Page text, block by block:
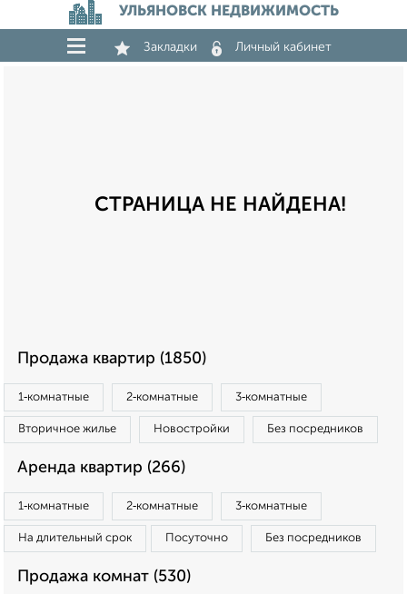
УЛЬЯНОВСК НЕДВИЖИМОСТЬ
Закладки Личный кабинет
СТРАНИЦА НЕ НАЙДЕНА!
Продажа квартир (1850)
1‑комнатные 2‑комнатные 3‑комнатные
Вторичное жилье Новостройки Без посредников
Аренда квартир (266)
1‑комнатные 2‑комнатные 3‑комнатные
На длительный срок Посуточно Без посредников
Продажа комнат (530)